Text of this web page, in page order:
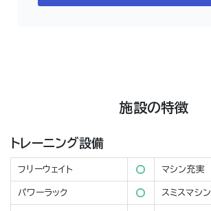
施設の特徴
トレーニング設備
フリーウェイト マシン充実
パワーラック スミスマシン